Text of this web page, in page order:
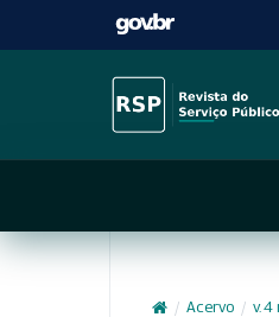
/ Acervo / v. 4